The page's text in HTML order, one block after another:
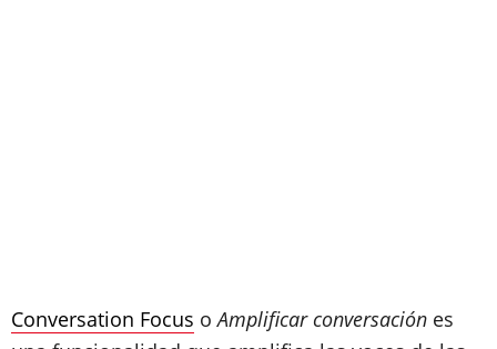
Conversation Focus oAmplificar conversación es